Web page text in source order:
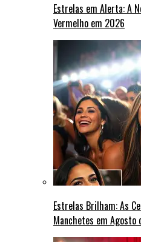
Estrelas em Alerta: A
Vermelho em 2026
Estrelas Brilham: As
Manchetes em Agosto